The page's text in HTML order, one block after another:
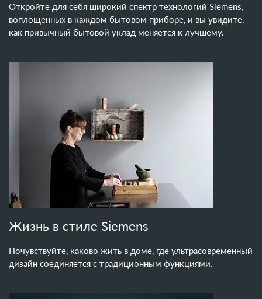
Откройте для себя широкий спектр технологий Siemens,
воплощенных в каждом бытовом приборе, и вы увидите,
как привычный бытовой уклад меняется к лучшему.
Жизнь в стиле Siemens
Почувствуйте, каково жить в доме, где ультрасовременный
дизайн соединяется с традиционным функциями.